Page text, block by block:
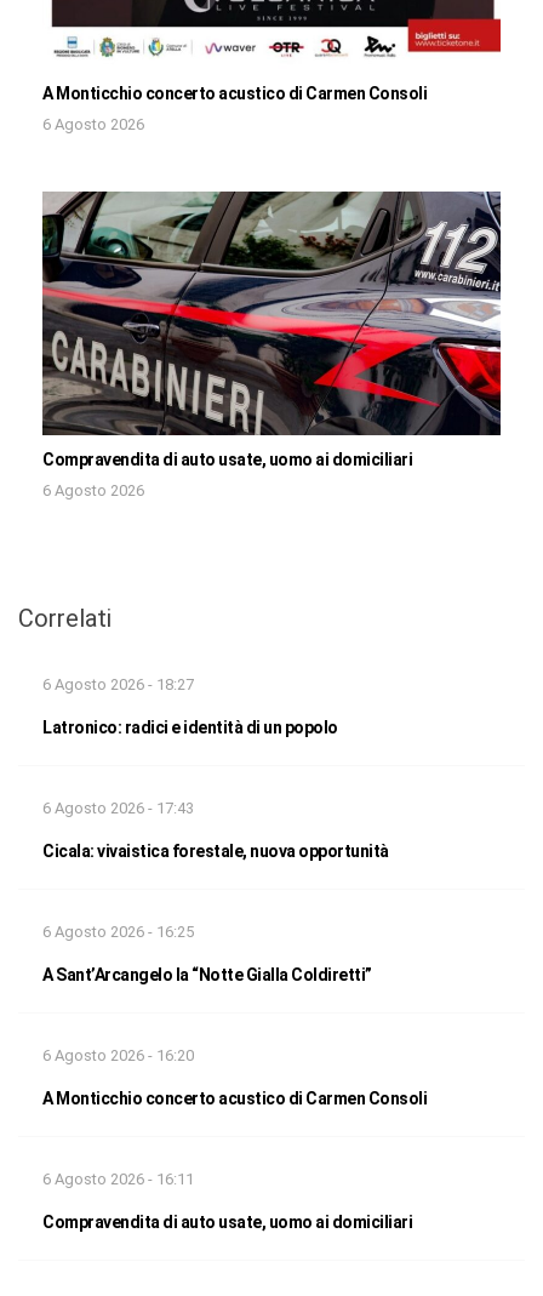
A Monticchio concerto acustico di Carmen Consoli
6 Agosto 2026
Compravendita di auto usate, uomo ai domiciliari
6 Agosto 2026
Correlati
6 Agosto 2026 - 18:27
Latronico: radici e identità di un popolo
6 Agosto 2026 - 17:43
Cicala: vivaistica forestale, nuova opportunità
6 Agosto 2026 - 16:25
A Sant’Arcangelo la “Notte Gialla Coldiretti”
6 Agosto 2026 - 16:20
A Monticchio concerto acustico di Carmen Consoli
6 Agosto 2026 - 16:11
Compravendita di auto usate, uomo ai domiciliari